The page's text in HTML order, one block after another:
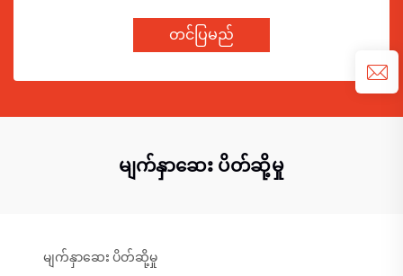
တင်ပြမည်
မျက်နှာဆေး ပိတ်ဆို့မှု
မျက်နှာဆေး ပိတ်ဆို့မှု